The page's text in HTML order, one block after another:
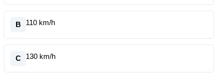
B 110 km/h
C 130 km/h